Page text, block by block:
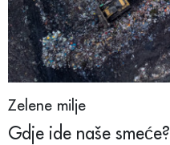
Zelene milje
Gdje ide naše smeće?